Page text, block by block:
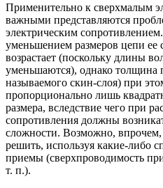
Применительно к сверхмалым
важными представляются
электрическим
уменьшением размеров цепи ее
возрастает (поскольку длины
уменьшаются), однако толщина
называемого скин-слоя) при
пропорционально лишь
размера, вследствие чего при
сопротивления должны
сложности. Возможно, впрочем,
решить, используя какие-либо
приемы (сверхпроводимость
т. п.).